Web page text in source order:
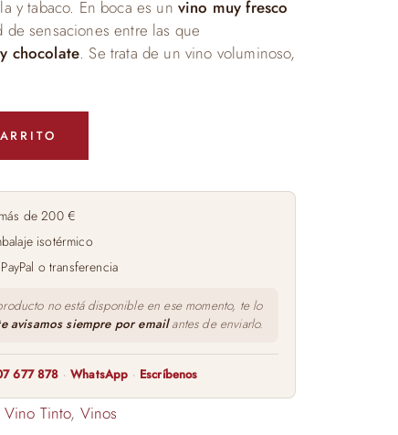
y tabaco. En boca es un vino muy fresco
sensaciones entre las que
chocolate. Se trata de un vino voluminoso,
de 200 €
isotérmico
o transferencia
no está disponible en ese momento, te lo
avisamos siempre por emailantes de enviarlo.
677 878 ·WhatsApp · Escríbenos
Vino Tinto, Vinos